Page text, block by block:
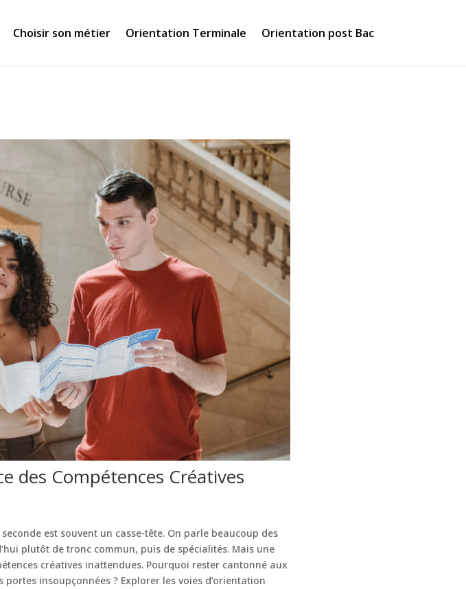
Choisir son métier Orientation Terminale Orientation post Bac
des Compétences Créatives
est souvent un casse-tête. On parle beaucoup des
plutôt de tronc commun, puis de spécialités. Mais une
créatives inattendues. Pourquoi rester cantonné aux
insoupçonnées ? Explorer les voies d’orientation